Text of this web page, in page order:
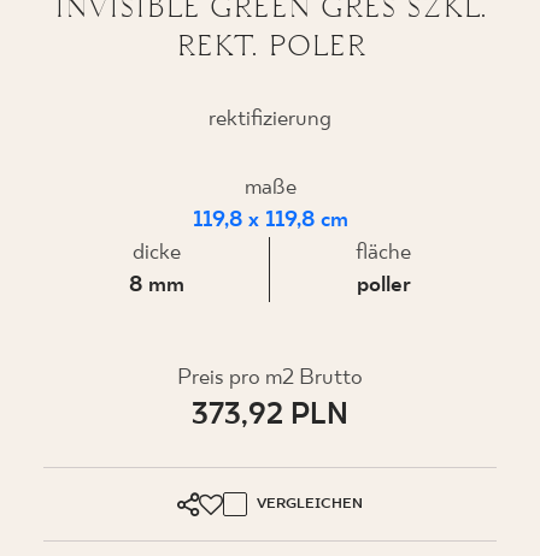
WO ZU KAUFEN
ÜBER UNS
REKT. POLER
rektifizierung
maße
119,8 x 119,8 cm
dicke
8 mm
fläche
poller
Preis pro m2 Brutto
373,92 PLN
VERGLEICHEN